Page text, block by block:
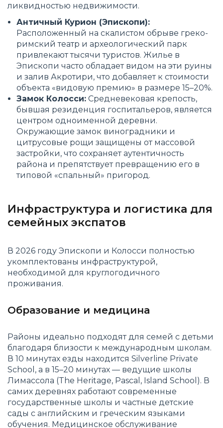
ликвидностью недвижимости.
Античный Курион (Эпископи):
Расположенный на скалистом обрыве греко-
римский театр и археологический парк
привлекают тысячи туристов. Жилье в
Эпископи часто обладает видом на эти руины
и залив Акротири, что добавляет к стоимости
объекта «видовую премию» в размере 15–20%.
Замок Колосси: Средневековая крепость,
бывшая резиденция госпитальеров, является
центром одноименной деревни.
Окружающие замок виноградники и
цитрусовые рощи защищены от массовой
застройки, что сохраняет аутентичность
района и препятствует превращению его в
типовой «спальный» пригород.
Инфраструктура и логистика для
семейных экспатов
В 2026 году Эпископи и Колосси полностью
укомплектованы инфраструктурой,
необходимой для круглогодичного
проживания.
Образование и медицина
Районы идеально подходят для семей с детьми
благодаря близости к международным школам.
В 10 минутах езды находится Silverline Private
School, а в 15–20 минутах — ведущие школы
Лимассола (The Heritage, Pascal, Island School). В
самих деревнях работают современные
государственные школы и частные детские
сады с английским и греческим языками
обучения. Медицинское обслуживание